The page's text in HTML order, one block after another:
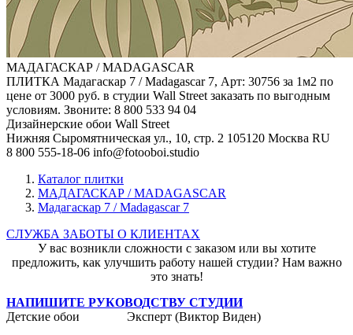
МАДАГАСКАР / MADAGASCAR
ПЛИТКА Мадагаскар 7 / Madagascar 7, Арт: 30756 за 1м2 по
цене от 3000 руб. в студии Wall Street заказать по выгодным
условиям. Звоните: 8 800 533 94 04
Дизайнерские обои Wall Street
Нижняя Сыромятническая ул., 10, стр. 2 105120 Москва RU
8 800 555-18-06 info@fotooboi.studio
Каталог плитки
МАДАГАСКАР / MADAGASCAR
Мадагаскар 7 / Madagascar 7
СЛУЖБА ЗАБОТЫ О КЛИЕНТАХ
У вас возникли сложности с заказом или вы хотите
предложить, как улучшить работу нашей студии? Нам важно
это знать!
НАПИШИТЕ РУКОВОДСТВУ СТУДИИ
Детские обои
Эксперт (Виктор Виден)